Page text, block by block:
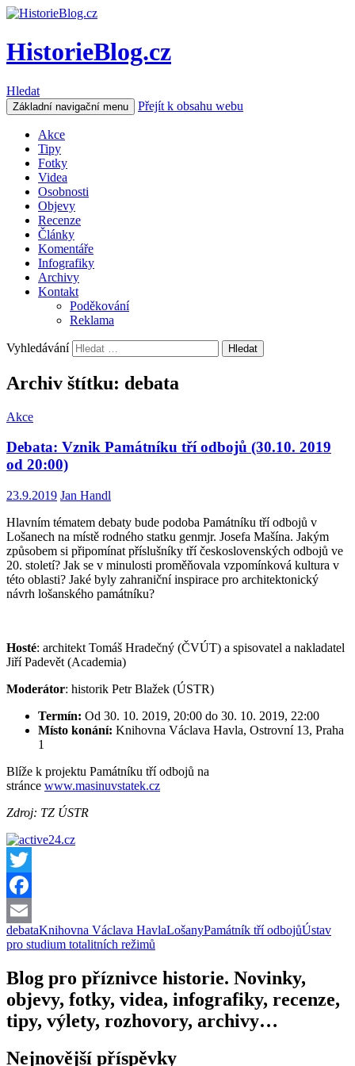
HistorieBlog.cz
Hledat
Základní navigační menu Přejít k obsahu webu
Akce
Tipy
Fotky
Videa
Osobnosti
Objevy
Recenze
Články
Komentáře
Infografiky
Archivy
Kontakt
Poděkování
Reklama
Vyhledávání
Archiv štítku: debata
Akce
Debata: Vznik Památníku tří odbojů (30.10. 2019
od 20:00)
23.9.2019 Jan Handl
Hlavním tématem debaty bude podoba Památníku tří odbojů v
Lošanech na místě rodného statku genmjr. Josefa Mašína. Jakým
způsobem si připomínat příslušníky tří československých odbojů ve
20. století? Jak se v minulosti proměňovala vzpomínková kultura v
této oblasti? Jaké byly zahraniční inspirace pro architektonický
návrh lošanského památníku?
Hosté: architekt Tomáš Hradečný (ČVÚT) a spisovatel a nakladatel
Jiří Padevět (Academia)
Moderátor: historik Petr Blažek (ÚSTR)
Termín: Od 30. 10. 2019, 20:00 do 30. 10. 2019, 22:00
Místo konání: Knihovna Václava Havla, Ostrovní 13, Praha
1
Blíže k projektu Památníku tří odbojů na
stránce www.masinuvstatek.cz
Zdroj: TZ ÚSTR
Twitter
Facebook
Email
debataKnihovna Václava HavlaLošanyPamátník tří odbojůÚstav
pro studium totalitních režimů
Blog pro příznivce historie. Novinky,
objevy, fotky, videa, infografiky, recenze,
tipy, výlety, rozhovory, archivy…
Nejnovější příspěvky